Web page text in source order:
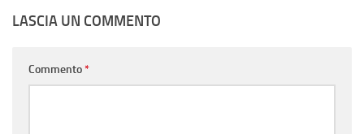
LASCIA UN COMMENTO
Commento*